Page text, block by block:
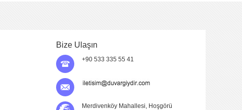
Bize Ulaşın
+90 533 335 55 41
Merdivenköy Mahallesi, Hoşgörü